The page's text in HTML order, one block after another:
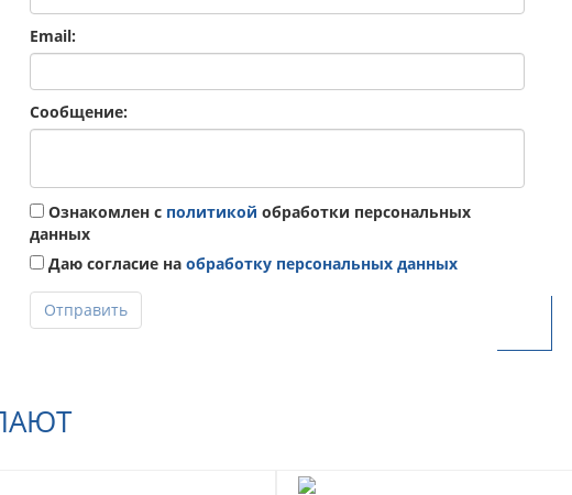
Email:
Сообщение:
Ознакомлен с политикой обработки персональных
данных
Даю согласие на обработку персональных данных
Отправить